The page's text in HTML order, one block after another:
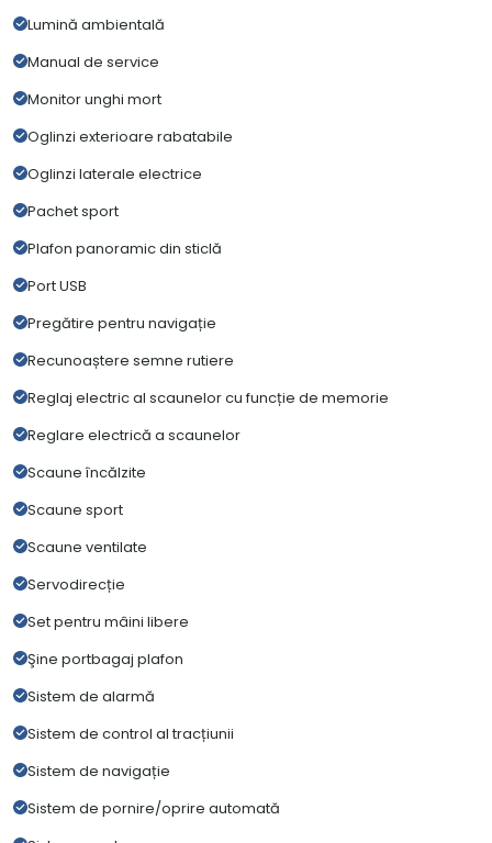
Lumină ambientală
Manual de service
Monitor unghi mort
Oglinzi exterioare rabatabile
Oglinzi laterale electrice
Pachet sport
Plafon panoramic din sticlă
Port USB
Pregătire pentru navigație
Recunoaștere semne rutiere
Reglaj electric al scaunelor cu funcție de memorie
Reglare electrică a scaunelor
Scaune încălzite
Scaune sport
Scaune ventilate
Servodirecție
Set pentru mâini libere
Şine portbagaj plafon
Sistem de alarmă
Sistem de control al tracțiunii
Sistem de navigație
Sistem de pornire/oprire automată